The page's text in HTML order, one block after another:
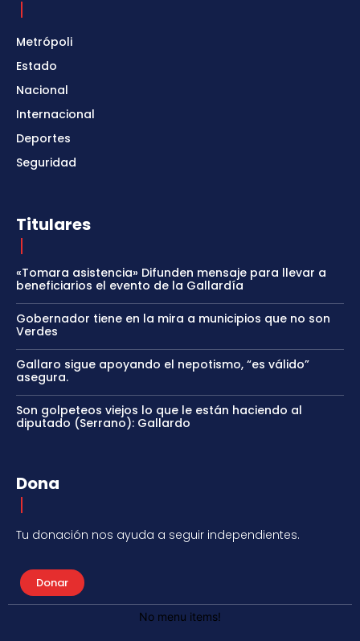
Metrópoli
Estado
Nacional
Internacional
Deportes
Seguridad
Titulares
«Tomara asistencia» Difunden mensaje para llevar a
beneficiarios el evento de la Gallardía
Gobernador tiene en la mira a municipios que no son
Verdes
Gallaro sigue apoyando el nepotismo, “es válido”
asegura.
Son golpeteos viejos lo que le están haciendo al
diputado (Serrano): Gallardo
Dona
Tu donación nos ayuda a seguir independientes.
Donar
No menu items!